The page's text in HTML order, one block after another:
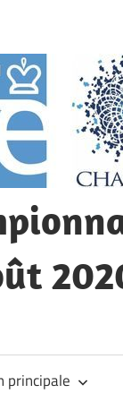
principale